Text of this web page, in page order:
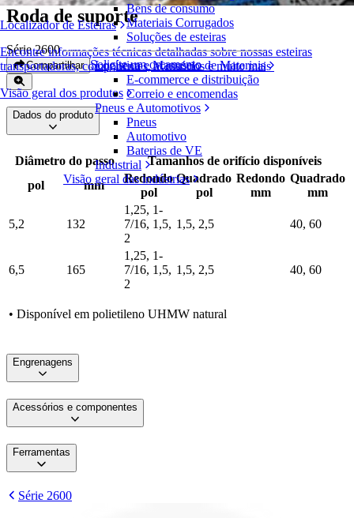
Localizador de Esteiras
Encontre informações técnicas detalhadas sobre nossas esteiras
transportadoras, componentes, acessórios e muito mais
Visão geral dos produtos
Bens de consumo
Materiais Corrugados
Soluções de esteiras
Logística e Manuseio de Materiais
E-commerce e distribuição
Correio e encomendas
Pneus e Automotivos
Pneus
Automotivo
Baterias de VE
Industrial
Visão geral das indústrias
Roda de suporte
Série 2600
Compartilhar Solicite um orçamento
Dados do produto
Diâmetro do passo
Tamanhos de orifício disponíveis
pol
mm
Redondo
pol
Quadrado
pol
Redondo
mm
Quadrado
mm
5,2 132
1,25, 1-
7/16, 1,5,
2
1,5, 2,5 40, 60
6,5 165
1,25, 1-
7/16, 1,5,
2
1,5, 2,5 40, 60
• Disponível em polietileno UHMW natural
Engrenagens
Acessórios e componentes
Ferramentas
Série 2600